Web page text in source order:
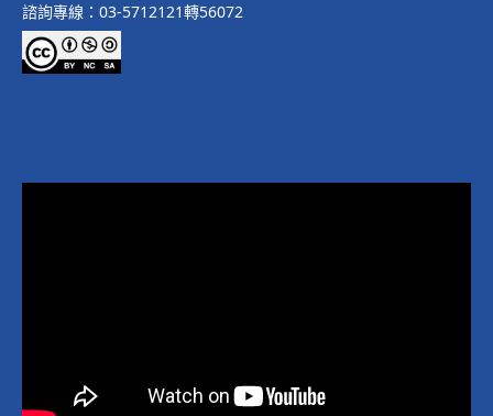
諮詢專線：03-5712121轉56072